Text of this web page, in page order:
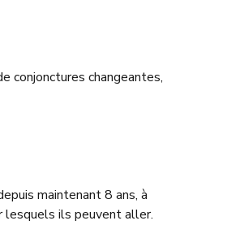
conjonctures changeantes,
maintenant 8 ans, à
lesquels ils peuvent aller.